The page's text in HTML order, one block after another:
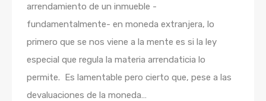
arrendamiento de un inmueble -
fundamentalmente- en moneda extranjera, lo
primero que se nos viene a la mente es si la ley
especial que regula la materia arrendaticia lo
permite. Es lamentable pero cierto que, pese a las
devaluaciones de la moneda…